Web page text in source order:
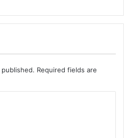
Required fields are